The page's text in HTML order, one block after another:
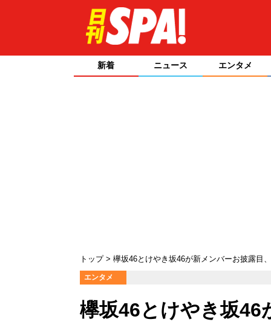
新着 ニュース エンタメ
トップ 欅坂46とけやき坂46が新メンバーお披露目
エンタメ
欅坂46とけやき坂46